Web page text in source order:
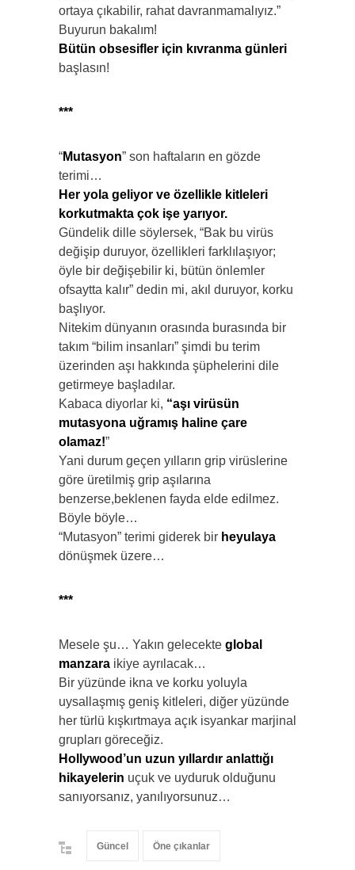
ortaya çıkabilir, rahat davranmamalıyız.”
Buyurun bakalım!
Bütün obsesifler için kıvranma günleri
başlasın!
***
“Mutasyon” son haftaların en gözde
terimi…
Her yola geliyor ve özellikle kitleleri
korkutmakta çok işe yarıyor.
Gündelik dille söylersek, “Bak bu virüs
değişip duruyor, özellikleri farklılaşıyor;
öyle bir değişebilir ki, bütün önlemler
ofsaytta kalır” dedin mi, akıl duruyor, korku
başlıyor.
Nitekim dünyanın orasında burasında bir
takım “bilim insanları” şimdi bu terim
üzerinden aşı hakkında şüphelerini dile
getirmeye başladılar.
Kabaca diyorlar ki, “aşı virüsün
mutasyona uğramış haline çare
olamaz!”
Yani durum geçen yılların grip virüslerine
göre üretilmiş grip aşılarına
benzerse,beklenen fayda elde edilmez.
Böyle böyle…
“Mutasyon” terimi giderek bir heyulaya
dönüşmek üzere…
***
Mesele şu… Yakın gelecekte global
manzara ikiye ayrılacak…
Bir yüzünde ikna ve korku yoluyla
uysallaşmış geniş kitleleri, diğer yüzünde
her türlü kışkırtmaya açık isyankar marjinal
grupları göreceğiz.
Hollywood’un uzun yıllardır anlattığı
hikayelerin uçuk ve uyduruk olduğunu
sanıyorsanız, yanılıyorsunuz…
Güncel Öne çıkanlar